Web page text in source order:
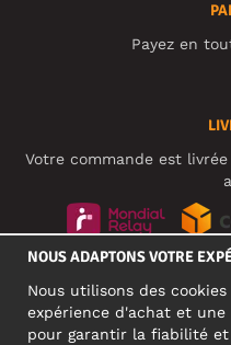
Payez en
Votre commande est
NOUS ADAPTONS VOTRE
Nous utilisons des
expérience d'achat et
pour garantir la fiabilité